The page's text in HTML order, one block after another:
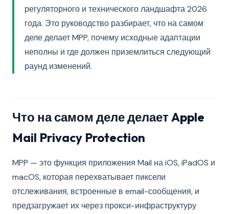
регуляторного и технического ландшафта 2026
года. Это руководство разбирает, что на самом
деле делает MPP, почему исходные адаптации
неполны и где должен приземлиться следующий
раунд изменений.
Что на самом деле делает Apple
Mail Privacy Protection
MPP — это функция приложения Mail на iOS, iPadOS и
macOS, которая перехватывает пиксели
отслеживания, встроенные в email-сообщения, и
предзагружает их через прокси-инфраструктуру